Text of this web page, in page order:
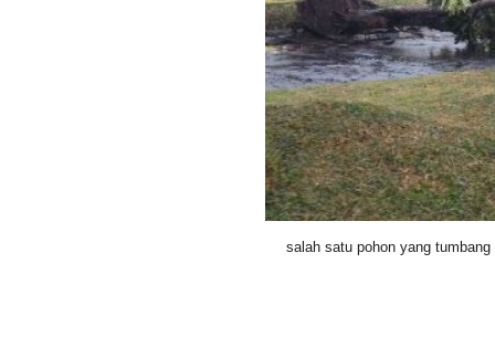
salah satu pohon yang